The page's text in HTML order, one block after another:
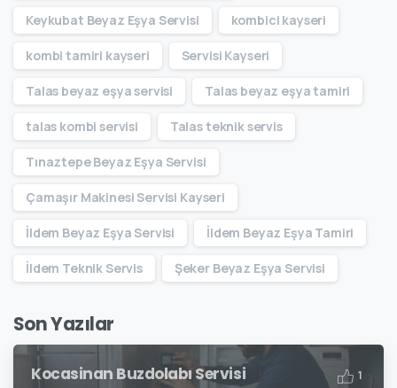
Keykubat Beyaz Eşya Servisi kombici kayseri
kombi tamiri kayseri Servisi Kayseri
Talas beyaz eşya servisi Talas beyaz eşya tamiri
talas kombi servisi Talas teknik servis
Tınaztepe Beyaz Eşya Servisi
Çamaşır Makinesi Servisi Kayseri
İldem Beyaz Eşya Servisi İldem Beyaz Eşya Tamiri
İldem Teknik Servis Şeker Beyaz Eşya Servisi
Son Yazılar
Kocasinan Buzdolabı Servisi 1